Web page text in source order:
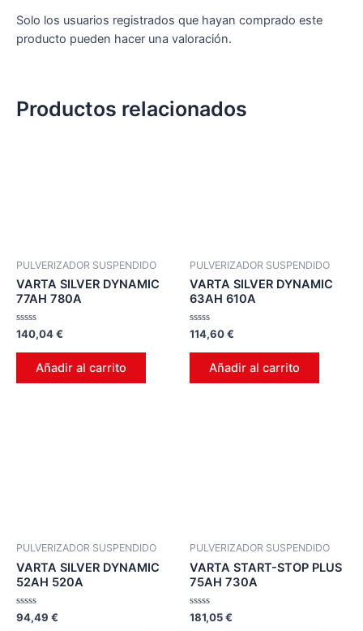
Solo los usuarios registrados que hayan comprado este
producto pueden hacer una valoración.
Productos relacionados
PULVERIZADOR SUSPENDIDO
VARTA SILVER DYNAMIC
77AH 780A
Valorado
0
140,04€
Añadir al carrito
PULVERIZADOR SUSPENDIDO
VARTA SILVER DYNAMIC
63AH 610A
Valorado
0
114,60€
Añadir al carrito
PULVERIZADOR SUSPENDIDO
VARTA SILVER DYNAMIC
52AH 520A
Valorado
en
94,49 €
PULVERIZADOR SUSPENDIDO
VARTA START-STOP PLUS
75AH 730A
Valorado
en
181,05€